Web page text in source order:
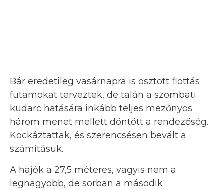
Bár eredetileg vasárnapra is osztott flottás
futamokat terveztek, de talán a szombati
kudarc hatására inkább teljes mezőnyös
három menet mellett döntött a rendezőség.
Kockáztattak, és szerencsésen bevált a
számításuk.
A hajók a 27,5 méteres, vagyis nem a
legnagyobb, de sorban a második